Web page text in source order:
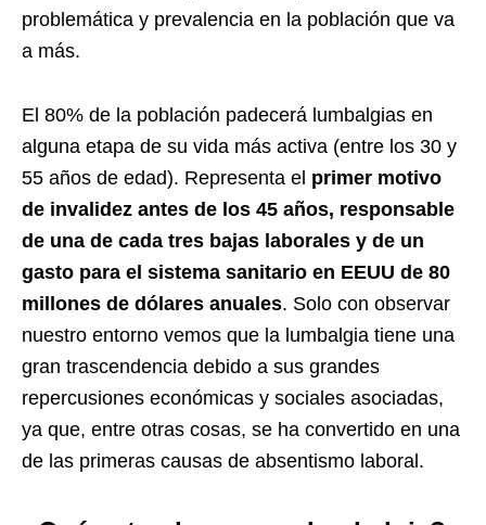
problemática y prevalencia en la población que va
a más.
El 80% de la población padecerá lumbalgias en
alguna etapa de su vida más activa (entre los 30 y
55 años de edad). Representa el primer motivo
de invalidez antes de los 45 años, responsable
de una de cada tres bajas laborales y de un
gasto para el sistema sanitario en EEUU de 80
millones de dólares anuales. Solo con observar
nuestro entorno vemos que la lumbalgia tiene una
gran trascendencia debido a sus grandes
repercusiones económicas y sociales asociadas,
ya que, entre otras cosas, se ha convertido en una
de las primeras causas de absentismo laboral.